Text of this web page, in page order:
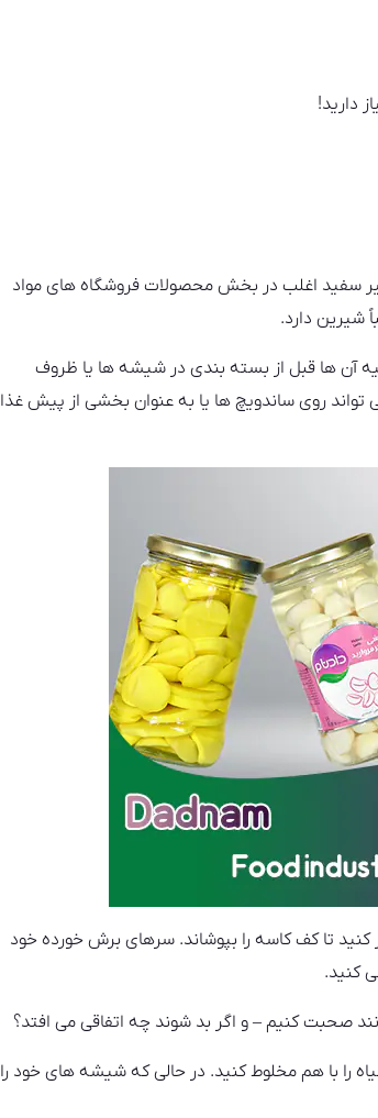
دارید!
سفید اغلب در بخش محصولات فروشگاه های مواد
شیرین دارد.
آن ها قبل از بسته بندی در شیشه ها یا ظروف
روی ساندویچ ها یا به عنوان بخشی از پیش غذا
با آب پر کنید تا کف کاسه را بپوشاند. سرهای برش خورده خود
صحبت کنیم – و اگر بد شوند چه اتفاقی می افتد؟
۱ فنجان شکر و ۱/۲ قاشق چایخوری فلفل سیاه را با هم مخلوط کنید. در حالی که شیشه های خود را